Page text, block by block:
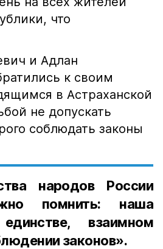
что
и Адлан
к своим
в Астраханской
не допускать
соблюдать законы
народов России
помнить: наша
взаимном
законов».